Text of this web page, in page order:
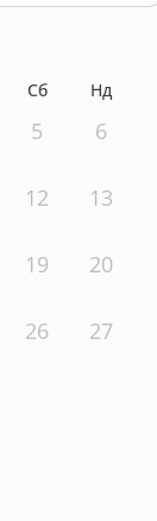
Сб Нд
5 6
12 13
19 20
26 27